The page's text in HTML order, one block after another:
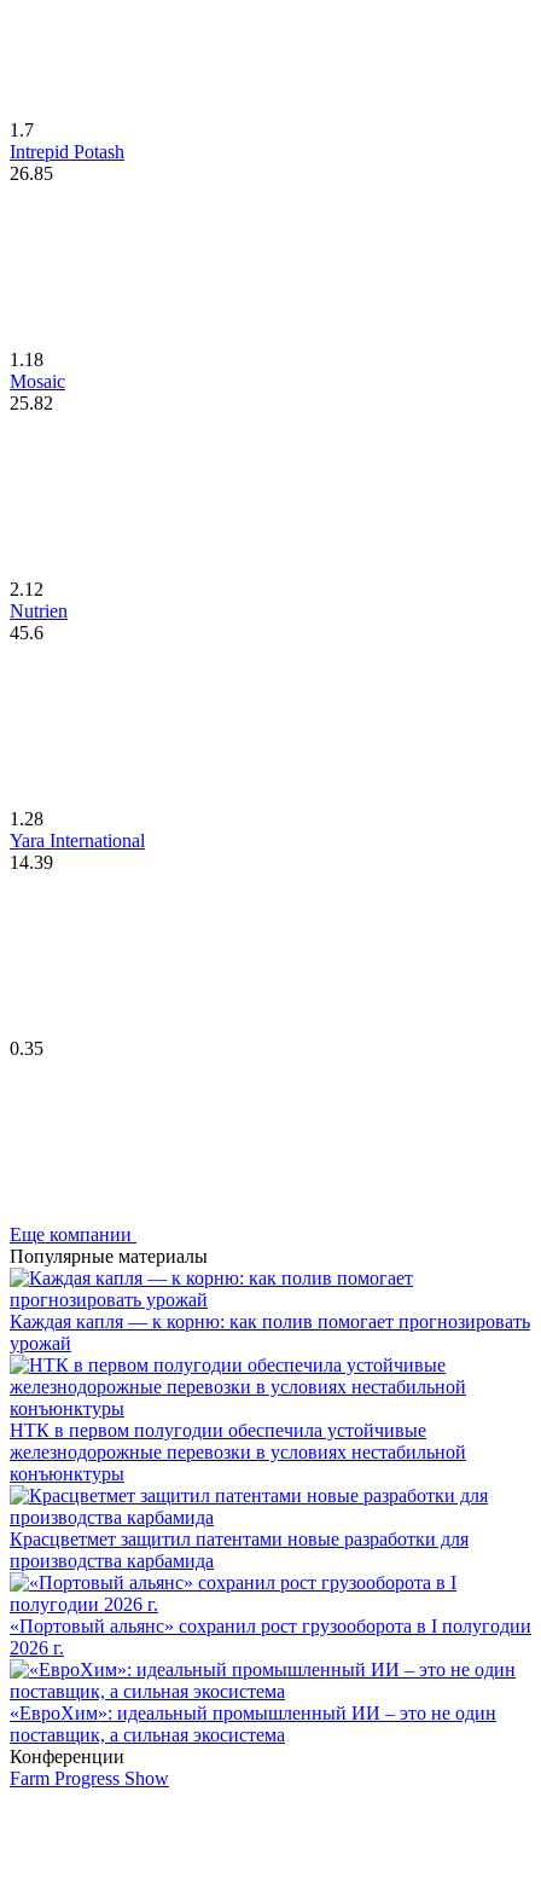
1.7
Intrepid Potash
26.85
1.18
Mosaic
25.82
2.12
Nutrien
45.6
1.28
Yara International
14.39
0.35
Еще компании
Популярные материалы
Каждая капля — к корню: как полив помогает прогнозировать
урожай
НТК в первом полугодии обеспечила устойчивые
железнодорожные перевозки в условиях нестабильной
конъюнктуры
Красцветмет защитил патентами новые разработки для
производства карбамида
«Портовый альянс» сохранил рост грузооборота в I полугодии
2026 г.
«ЕвроХим»: идеальный промышленный ИИ – это не один
поставщик, а сильная экосистема
Конференции
Farm Progress Show